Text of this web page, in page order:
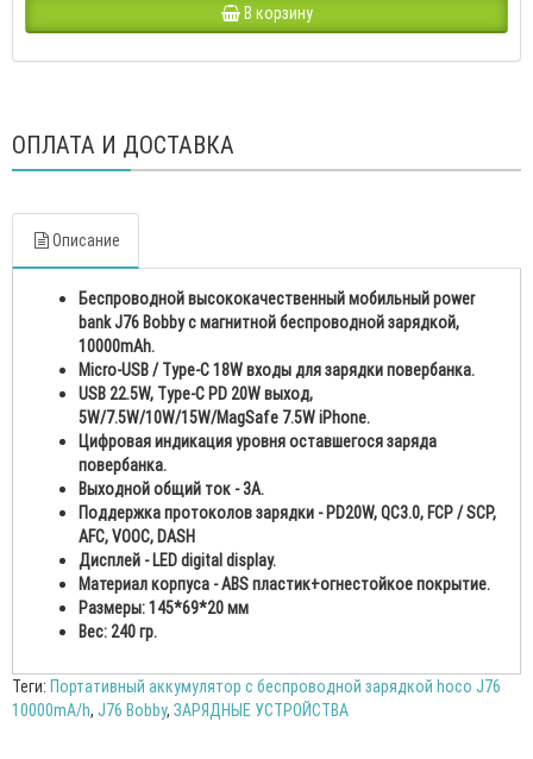
В корзину
ОПЛАТА И ДОСТАВКА
Описание
Беспроводной высококачественный мобильный power
bank J76 Bobby с магнитной беспроводной зарядкой,
10000mAh.
Micro-USB / Type-C 18W входы для зарядки повербанка.
USB 22.5W, Type-C PD 20W выход,
5W/7.5W/10W/15W/MagSafe 7.5W iPhone.
Цифровая индикация уровня оставшегося заряда
повербанка.
Выходной общий ток - 3A.
Поддержка протоколов зарядки - PD20W, QC3.0, FCP / SCP,
AFC, VOOC, DASH
Дисплей - LED digital display.
Материал корпуса - ABS пластик+огнестойкое покрытие.
Размеры: 145*69*20 мм
Вес: 240 гр.
Теги: Портативный аккумулятор с беспроводной зарядкой hoco J76
10000mA/h, J76 Bobby, ЗАРЯДНЫЕ УСТРОЙСТВА